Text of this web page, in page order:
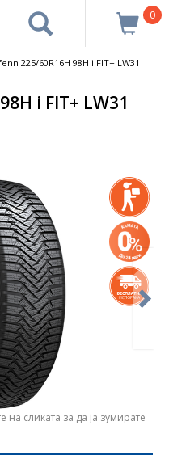
0
225/60R16H 98H i FIT+ LW31
i FIT+ LW31
на сликата за да ја зумирате